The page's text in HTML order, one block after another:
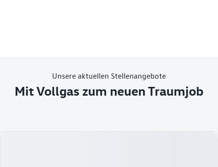
Unsere aktuellen Stellenangebote
Mit Vollgas zum neuen Traumjob